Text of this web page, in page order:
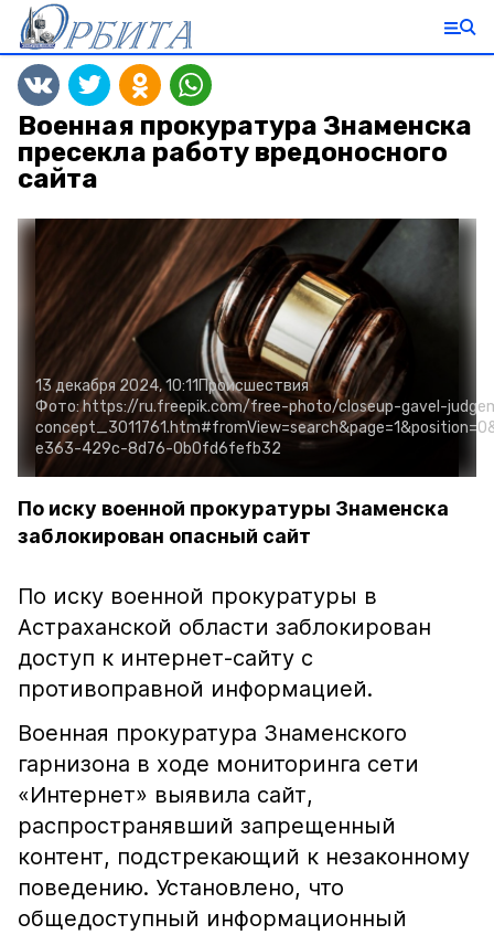
Военная прокуратура Знаменска
пресекла работу вредоносного
сайта
13 декабря 2024, 10:11 Происшествия
Фото:https://ru.freepik.com/free-photo/closeup-gavel-
e363-429c-8d76-0b0fd6fefb32
По иску военной прокуратуры Знаменска
заблокирован опасный сайт
По иску военной прокуратуры в
Астраханской области заблокирован
доступ к интернет-сайту с
противоправной информацией.
Военная прокуратура Знаменского
гарнизона в ходе мониторинга сети
«Интернет» выявила сайт,
распространявший запрещенный
контент, подстрекающий к незаконному
поведению. Установлено, что
общедоступный информационный